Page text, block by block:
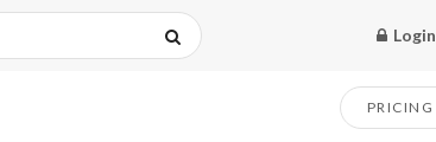
Login
PRICING